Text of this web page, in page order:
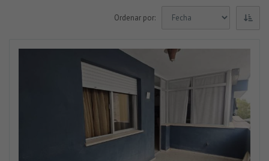
Ordenar por: